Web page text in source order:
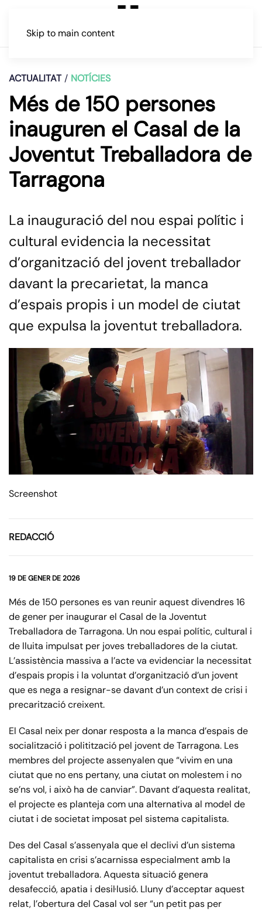
Skip to main content
ACTUALITAT NOTÍCIES
Més de 150 persones
inauguren el Casal de la
Joventut Treballadora de
Tarragona
La inauguració del nou espai polític i
cultural evidencia la necessitat
d’organització del jovent treballador
davant la precarietat, la manca
d’espais propis i un model de ciutat
que expulsa la joventut treballadora.
Screenshot
REDACCIÓ
19 DE GENER DE 2026
Més de 150 persones es van reunir aquest divendres 16
de gener per inaugurar el Casal de la Joventut
Treballadora de Tarragona. Un nou espai polític, cultural i
de lluita impulsat per joves treballadores de la ciutat.
L’assistència massiva a l’acte va evidenciar la necessitat
d’espais propis i la voluntat d’organització d’un jovent
que es nega a resignar-se davant d’un context de crisi i
precarització creixent.
El Casal neix per donar resposta a la manca d’espais de
socialització i politització pel jovent de Tarragona. Les
membres del projecte assenyalen que “vivim en una
ciutat que no ens pertany, una ciutat on molestem i no
se’ns vol, i això ha de canviar”. Davant d’aquesta realitat,
el projecte es planteja com una alternativa al model de
ciutat i de societat imposat pel sistema capitalista.
Des del Casal s’assenyala que el declivi d’un sistema
capitalista en crisi s’acarnissa especialment amb la
joventut treballadora. Aquesta situació genera
desafecció, apatia i desil·lusió. Lluny d’acceptar aquest
relat, l’obertura del Casal vol ser “un petit pas per